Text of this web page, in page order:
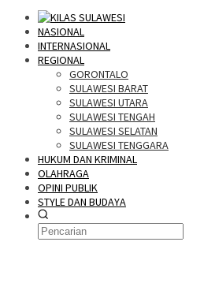
NASIONAL
INTERNASIONAL
REGIONAL
GORONTALO
SULAWESI BARAT
SULAWESI UTARA
SULAWESI TENGAH
SULAWESI SELATAN
SULAWESI TENGGARA
HUKUM DAN KRIMINAL
OLAHRAGA
OPINI PUBLIK
STYLE DAN BUDAYA